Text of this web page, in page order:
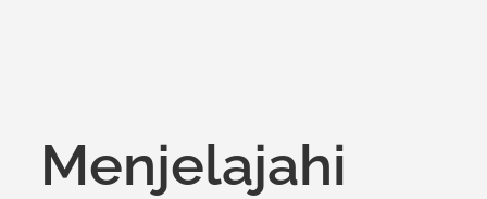
Menjelajahi